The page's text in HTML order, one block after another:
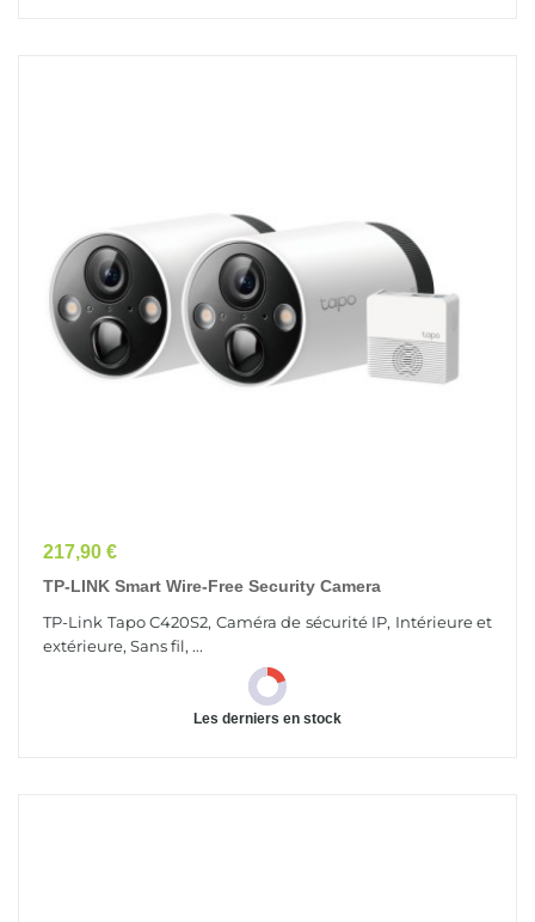
Prix
217,90 €
TP-LINK Smart Wire-Free Security Camera
TP-Link Tapo C420S2, Caméra de sécurité IP, Intérieure et
extérieure, Sans fil, ...
Les derniers en stock